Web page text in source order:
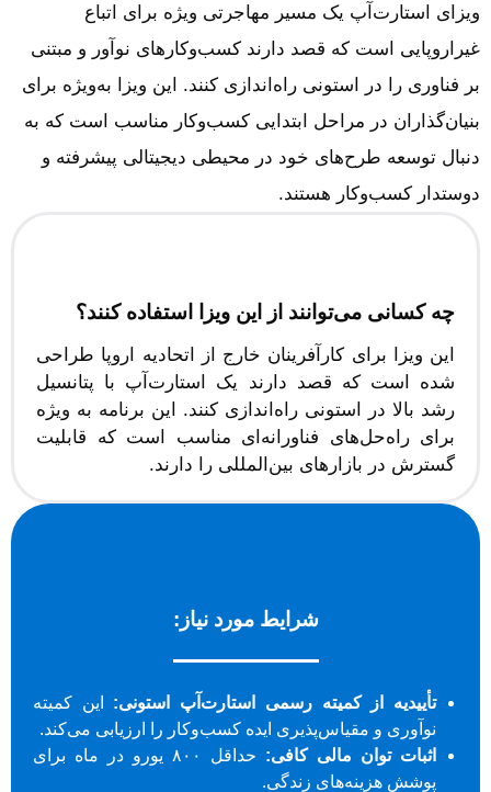
ویزای استارت‌آپ یک مسیر مهاجرتی ویژه برای اتباع
غیراروپایی است که قصد دارند کسب‌وکارهای نوآور و مبتنی
بر فناوری را در استونی راه‌اندازی کنند. این ویزا به‌ویژه برای
بنیان‌گذاران در مراحل ابتدایی کسب‌وکار مناسب است که به
دنبال توسعه طرح‌های خود در محیطی دیجیتالی پیشرفته و
دوستدار کسب‌وکار هستند.
چه کسانی می‌توانند از این ویزا استفاده کنند؟
این ویزا برای کارآفرینان خارج از اتحادیه اروپا طراحی
شده است که قصد دارند یک استارت‌آپ با پتانسیل
رشد بالا در استونی راه‌اندازی کنند. این برنامه به ویژه
برای راه‌حل‌های فناورانه‌ای مناسب است که قابلیت
گسترش در بازارهای بین‌المللی را دارند.
شرایط مورد نیاز:
تأییدیه از کمیته رسمی استارت‌آپ استونی: این کمیته
نوآوری و مقیاس‌پذیری ایده کسب‌وکار را ارزیابی می‌کند.
اثبات توان مالی کافی:
حداقل ۸۰۰ یورو در ماه برای
پوشش هزینه‌های زندگی.